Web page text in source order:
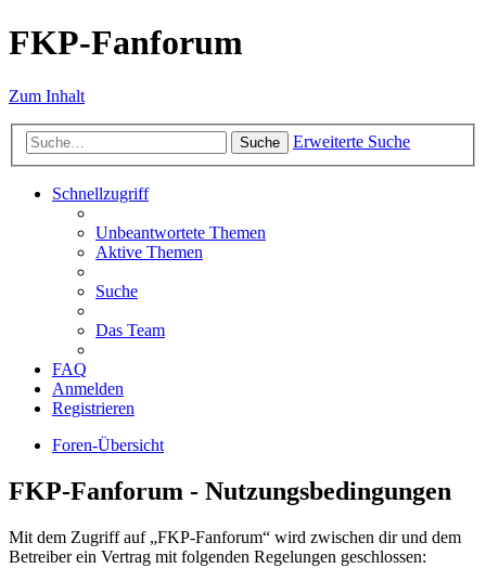
FKP-Fanforum
Zum Inhalt
Suche Erweiterte Suche
Schnellzugriff
Unbeantwortete Themen
Aktive Themen
Suche
Das Team
FAQ
Anmelden
Registrieren
Foren-Übersicht
FKP-Fanforum - Nutzungsbedingungen
Mit dem Zugriff auf „FKP-Fanforum“ wird zwischen dir und dem
Betreiber ein Vertrag mit folgenden Regelungen geschlossen: